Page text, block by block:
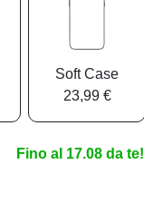
Soft Case
23,99 €
Fino al 17.08 da te!